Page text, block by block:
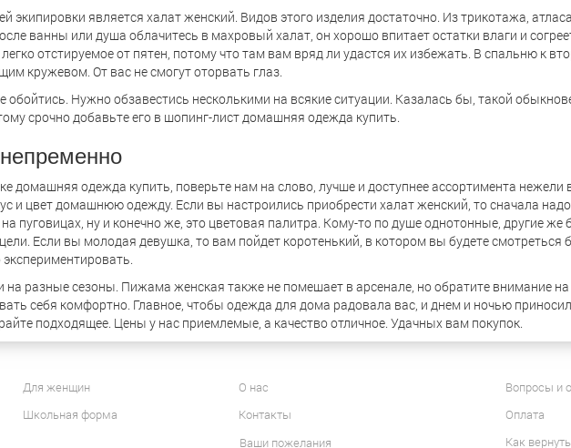
является халат женский. Видов этого изделия достаточно. Из трикотажа,
ванны или душа облачитесь в махровый халат, он хорошо впитает остатки влаги и
отстируемое от пятен, потому что там вам вряд ли удастся их избежать. В спальню к
кружевом. От вас не смогут оторвать глаз.
обойтись. Нужно обзавестись несколькими на всякие ситуации. Казалась бы, такой
срочно добавьте его в шопинг-лист домашняя одежда купить.
домашняя одежда купить, поверьте нам на слово, лучше и доступнее ассортимента нежели
и цвет домашнюю одежду. Если вы настроились приобрести халат женский, то сначала
пуговицах, ну и конечно же, это цветовая палитра. Кому-то по душе однотонные, другие же
Если вы молодая девушка, то вам пойдет коротенький, в котором вы будете
разные сезоны. Пижама женская также не помешает в арсенале, но обратите внимание
себя комфортно. Главное, чтобы одежда для дома радовала вас, и днем и ночью
подходящее. Цены у нас приемлемые, а качество отличное. Удачных вам покупок.
Для женщин
Школьная форма
О нас
Контакты
Ваши пожелания
Вопросы и
Оплата
Как